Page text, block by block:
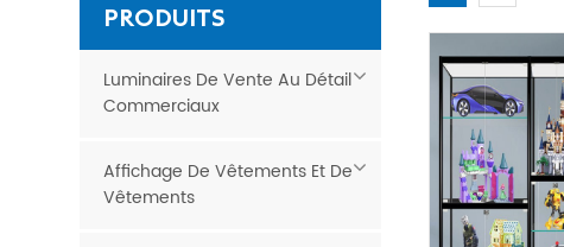
PRODUITS
Luminaires De Vente Au Détail
Commerciaux
Affichage De Vêtements Et De
Vêtements